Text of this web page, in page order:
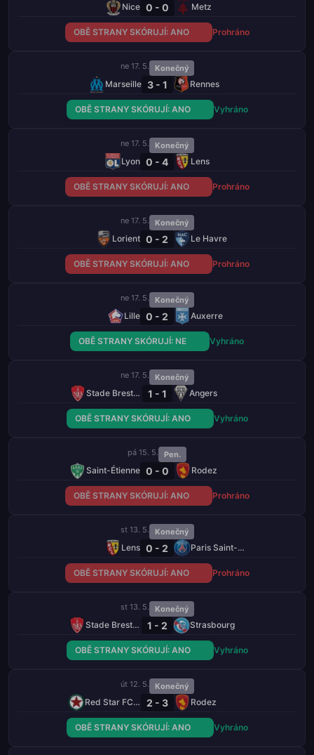
Nice 0 - 0 Metz
OBĚ STRANY SKÓRUJÍ: ANO Prohráno
ne 17. 5. Konečný
Marseille 3 - 1 Rennes
OBĚ STRANY SKÓRUJÍ: ANO Vyhráno
ne 17. 5. Konečný
Lyon 0 - 4 Lens
OBĚ STRANY SKÓRUJÍ: ANO Prohráno
ne 17. 5. Konečný
Lorient 0 - 2 Le Havre
OBĚ STRANY SKÓRUJÍ: ANO Prohráno
ne 17. 5. Konečný
Lille 0 - 2 Auxerre
OBĚ STRANY SKÓRUJÍ: NE Vyhráno
ne 17. 5. Konečný
Stade Brestois 29 1 - 1 Angers
OBĚ STRANY SKÓRUJÍ: ANO Vyhráno
pá 15. 5. Pen.
Saint-Étienne 0 - 0 Rodez
OBĚ STRANY SKÓRUJÍ: ANO Prohráno
st 13. 5. Konečný
Lens 0 - 2 Paris Saint-Germain
OBĚ STRANY SKÓRUJÍ: ANO Prohráno
st 13. 5. Konečný
Stade Brestois 29 1 - 2 Strasbourg
OBĚ STRANY SKÓRUJÍ: ANO Vyhráno
út 12. 5. Konečný
Red Star FC 93 2 - 3 Rodez
OBĚ STRANY SKÓRUJÍ: ANO Vyhráno